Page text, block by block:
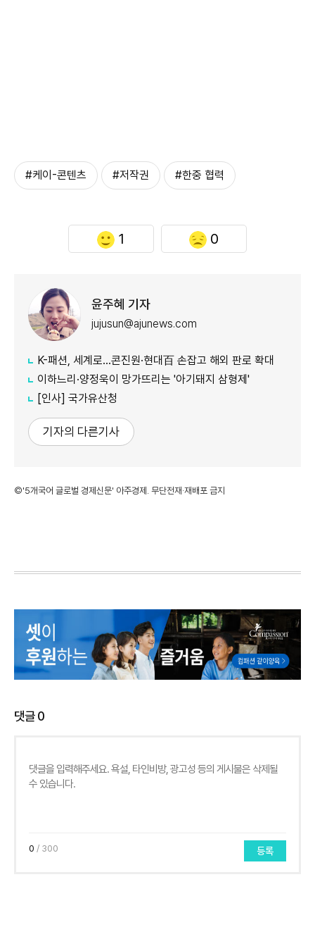
#케이-콘텐츠 #저작권 #한중 협력
1 0
윤주혜 기자
jujusun@ajunews.com
K-패션, 세계로…콘진원·현대百 손잡고 해외 판로 확대
이하느리·양정욱이 망가뜨리는 '아기돼지 삼형제'
[인사] 국가유산청
기자의 다른기사
©'5개국어 글로벌 경제신문' 아주경제. 무단전재·재배포 금지
댓글0
0 / 300 등록